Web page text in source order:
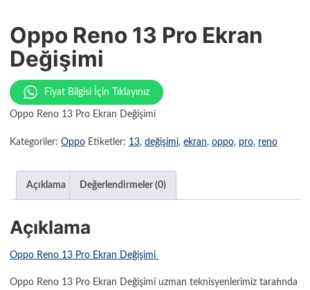
Oppo Reno 13 Pro Ekran
Değişimi
Fiyat Bilgisi İçin Tıklayınız
Oppo Reno 13 Pro Ekran Değişimi
Kategoriler: Oppo Etiketler: 13, değişimi, ekran, oppo, pro, reno
Açıklama Değerlendirmeler (0)
Açıklama
Oppo Reno 13 Pro Ekran Değişimi
Oppo Reno 13 Pro Ekran Değişimi uzman teknisyenlerimiz tarafında